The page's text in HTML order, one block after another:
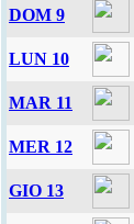
DOM 9
LUN 10
MAR 11
MER 12
GIO 13